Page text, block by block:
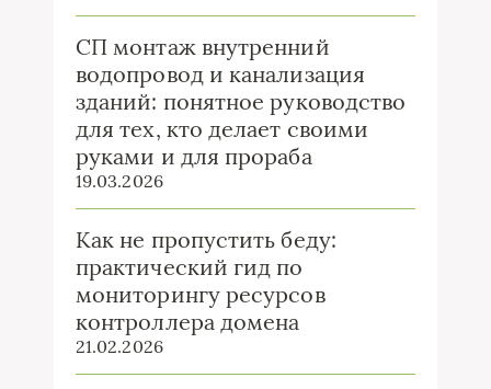
СП монтаж внутренний
водопровод и канализация
зданий: понятное руководство
для тех, кто делает своими
руками и для прораба
19.03.2026
Как не пропустить беду:
практический гид по
мониторингу ресурсов
контроллера домена
21.02.2026